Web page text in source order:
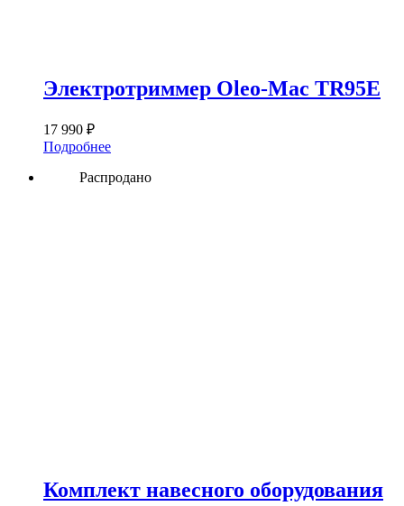
Электротриммер Oleo-Mac TR95E
17 990 ₽
Подробнее
Распродано
Комплект навесного оборудования